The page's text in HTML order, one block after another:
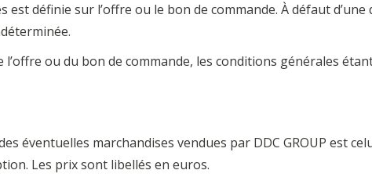
définie sur l’offre ou le bon de commande. À défaut
l’offre ou du bon de commande, les conditions générales
éventuelles marchandises vendues par DDC GROUP est
Les prix sont libellés en euros.